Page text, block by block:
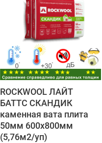
ROCKWOOL ЛАЙТ
БАТТС СКАНДИК
каменная вата плита
50мм 600х800мм
(5,76м2/уп)